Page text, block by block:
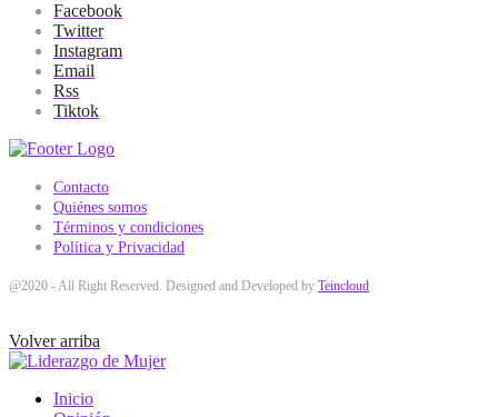
Facebook
Twitter
Instagram
Email
Rss
Tiktok
Contacto
Quiénes somos
Términos y condiciones
Política y Privacidad
@2020 - All Right Reserved. Designed and Developed by Teincloud
Volver arriba
Inicio